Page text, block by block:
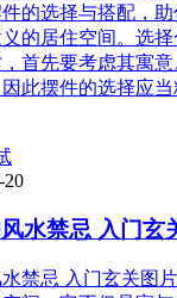
的选择与搭配，
的居住空间。选
首先要考虑其寓
此摆件的选择应
20
水禁忌 入门玄
禁忌 入门玄关图